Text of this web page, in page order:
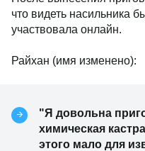
что видеть насильника
участвовала онлайн.
Райхан (имя изменено):
"Я довольна
химическая
этого мало для